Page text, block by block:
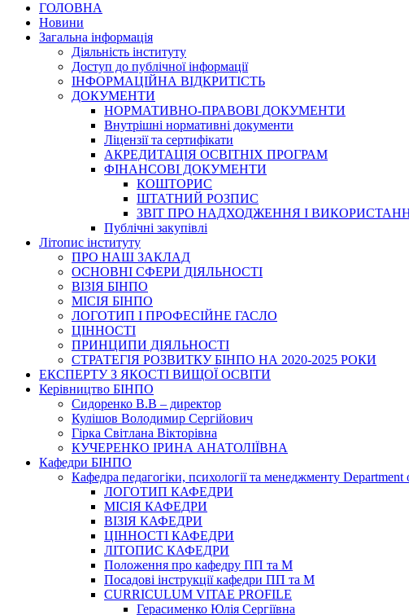
ГОЛОВНА
Новини
Загальна інформація
Діяльність інституту
Доступ до публічної інформації
ІНФОРМАЦІЙНА ВІДКРИТІСТЬ
ДОКУМЕНТИ
НОРМАТИВНО-ПРАВОВІ ДОКУМЕНТИ
Внутрішні нормативні документи
Ліцензії та сертифікати
АКРЕДИТАЦІЯ ОСВІТНІХ ПРОГРАМ
ФІНАНСОВІ ДОКУМЕНТИ
КОШТОРИС
ШТАТНИЙ РОЗПИС
ЗВІТ ПРО НАДХОДЖЕННЯ І
Публічні закупівлі
Літопис інституту
ПРО НАШ ЗАКЛАД
ОСНОВНІ СФЕРИ ДІЯЛЬНОСТІ
ВІЗІЯ БІНПО
МІСІЯ БІНПО
ЛОГОТИП І ПРОФЕСІЙНЕ ГАСЛО
ЦІННОСТІ
ПРИНЦИПИ ДІЯЛЬНОСТІ
СТРАТЕГІЯ РОЗВИТКУ БІНПО НА 2020-2025 РОКИ
ЕКСПЕРТУ З ЯКОСТІ ВИЩОЇ ОСВІТИ
Керівництво БІНПО
Сидоренко В.В – директор
Кулішов Володимир Сергійович
Гірка Світлана Вікторівна
КУЧЕРЕНКО ІРИНА АНАТОЛІЇВНА
Кафедри БІНПО
Кафедра педагогіки, психології та менеджменту
ЛОГОТИП КАФЕДРИ
МІСІЯ КАФЕДРИ
ВІЗІЯ КАФЕДРИ
ЦІННОСТІ КАФЕДРИ
ЛІТОПИС КАФЕДРИ
Положення про кафедру ПП та М
Посадові інструкції кафедри ПП та М
CURRICULUM VITAE PROFILE
Герасименко Юлія Сергіївна